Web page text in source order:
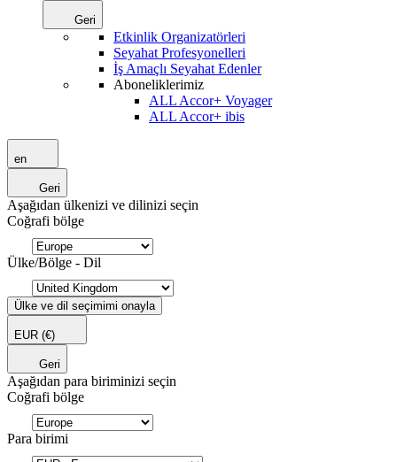
Geri
Etkinlik Organizatörleri
Seyahat Profesyonelleri
İş Amaçlı Seyahat Edenler
Aboneliklerimiz
ALL Accor+ Voyager
ALL Accor+ ibis
en
Geri
Aşağıdan ülkenizi ve dilinizi seçin
Coğrafi bölge
Ülke/Bölge - Dil
Ülke ve dil seçimimi onayla
EUR (€)
Geri
Aşağıdan para biriminizi seçin
Coğrafi bölge
Para birimi